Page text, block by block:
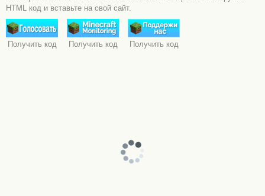
HTML код и вставьте на свой сайт.
Получить код Получить код Получить код